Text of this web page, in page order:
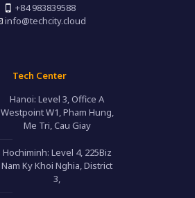
+84 983839588
info@techcity.cloud
Tech Center
Hanoi: Level 3, Office A
Westpoint W1, Pham Hung,
Me Tri, Cau Giay
Hochiminh: Level 4, 225Biz
Nam Ky Khoi Nghia, District
3,